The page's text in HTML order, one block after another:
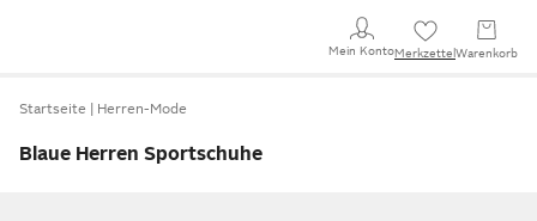
Mein KontoMerkzettel Warenkorb
Startseite Herren-Mode
Blaue Herren Sportschuhe